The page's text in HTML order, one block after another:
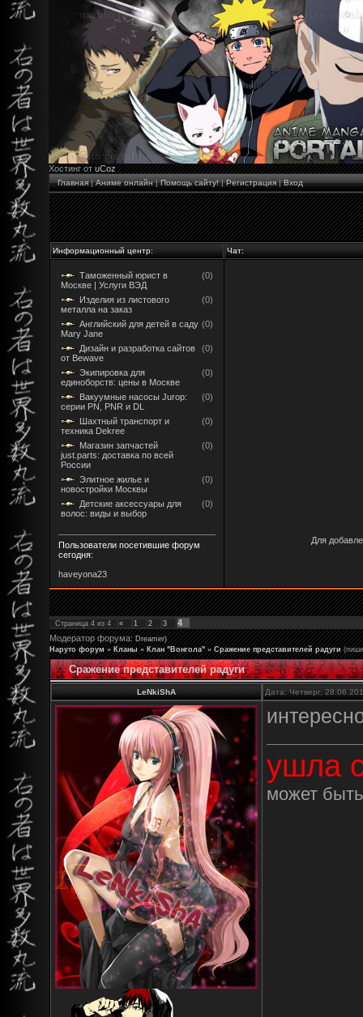
Хостинг отuCoz
Главная|Аниме онлайн|Помощь сайту!|Регистрация|Вход
Информационный центр: Чат:
Таможенный юрист в
Москве | Услуги ВЭД
(0)
Изделия из листового
металла на заказ
(0)
Английский для детей в саду
Mary Jane
(0)
Дизайн и разработка сайтов
от Bewave
(0)
Экипировка для
единоборств: цены в Москве
(0)
Вакуумные насосы Jurop:
серии PN, PNR и DL
(0)
Шахтный транспорт и
техника Dekree
(0)
Магазин запчастей
just.parts: доставка по всей
России
(0)
Элитное жилье и
новостройки Москвы
(0)
Детские аксессуары для
волос: виды и выбор
(0)
Пользователи посетившие форум
сегодня:
haveyona23
Для
Страница 4 из 4 « 1 2 3
4
Модератор форума:Dreamer)
Наруто форум » Кланы » Клан "Вонгола" » Сражение представителей радуги
Сражение представителей радуги
LeNkiShA Дата: Четверг,
ушла
может